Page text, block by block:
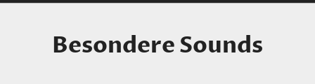
Besondere Sounds